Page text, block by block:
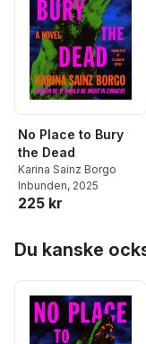
No Place to Bury
the Dead
Karina Sainz Borgo
Inbunden, 2025
225 kr
Du kanske